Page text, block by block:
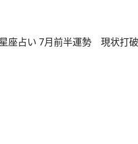
星座占い 7月前半運勢 現状打